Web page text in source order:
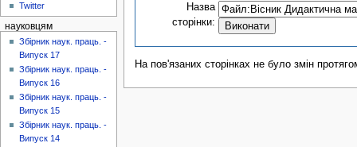
Назва
сторінки:
На пов'язаних сторінках не було змін
Twitter
науковцям
Збірник наук. праць. -
Випуск 17
Збірник наук. праць. -
Випуск 16
Збірник наук. праць. -
Випуск 15
Збірник наук. праць. -
Випуск 14